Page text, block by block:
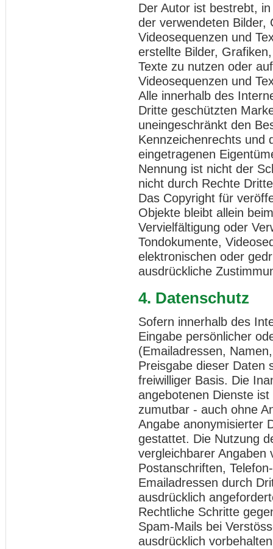
Der Autor ist bestrebt,
der verwendeten Bilder,
Videosequenzen und
erstellte Bilder,
Texte zu nutzen oder
Videosequenzen und
Alle innerhalb des
Dritte geschützten
uneingeschränkt den
Kennzeichenrechts und
eingetragenen
Nennung ist nicht der
nicht durch Rechte
Das Copyright für
Objekte bleibt allein
Vervielfältigung oder
Tondokumente,
elektronischen oder
ausdrückliche
4. Datenschutz
Sofern innerhalb des
Eingabe persönlicher
(Emailadressen,
Preisgabe dieser Daten
freiwilliger Basis. Die
angebotenen Dienste
zumutbar - auch ohne
Angabe anonymisierter
gestattet. Die Nutzung
vergleichbarer Angaben
Postanschriften,
Emailadressen durch
ausdrücklich
Rechtliche Schritte
Spam-Mails bei
ausdrücklich